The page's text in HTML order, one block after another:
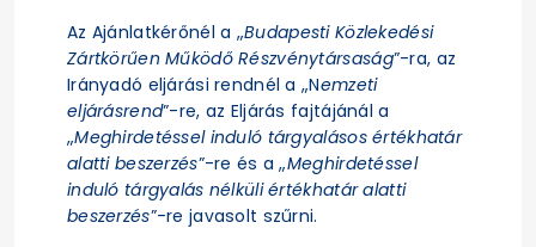
Az Ajánlatkérőnél a „Budapesti Közlekedési
Zártkörűen Működő Részvénytársaság”-ra, az
Irányadó eljárási rendnél a „Nemzeti
eljárásrend”-re, az Eljárás fajtájánál a
„Meghirdetéssel induló tárgyalásos értékhatár
alatti beszerzés”-re és a „Meghirdetéssel
induló tárgyalás nélküli értékhatár alatti
beszerzés”-re javasolt szűrni.